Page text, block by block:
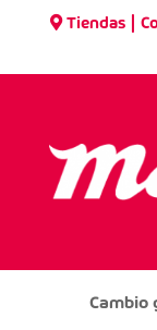
Tiendas |
Cambio